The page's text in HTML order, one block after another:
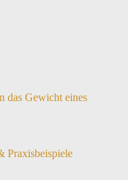
das Gewicht eines